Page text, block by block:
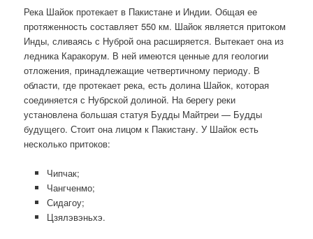
Река Шайок протекает в Пакистане и Индии. Общая ее
протяженность составляет 550 км. Шайок является притоком
Инды, сливаясь с Нуброй она расширяется. Вытекает она из
ледника Каракорум. В ней имеются ценные для геологии
отложения, принадлежащие четвертичному периоду. В
области, где протекает река, есть долина Шайок, которая
соединяется с Нубрской долиной. На берегу реки
установлена большая статуя Будды Майтреи — Будды
будущего. Стоит она лицом к Пакистану. У Шайок есть
несколько притоков:
Чипчак;
Чангченмо;
Сидагоу;
Цзялэвэньхэ.